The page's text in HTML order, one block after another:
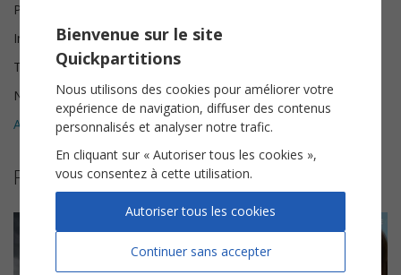
Paroles et Musique
Instrumentation
Piano Chant
Tonalité
Nombre de pages
8
Avis clients (2)
Plus de partitions de Angèle
Bienvenue sur le site
Quickpartitions
Nous utilisons des cookies pour améliorer votre
expérience de navigation, diffuser des contenus
personnalisés et analyser notre trafic.
En cliquant sur « Autoriser tous les cookies »,
vous consentez à cette utilisation.
Continuer sans accepter
Autoriser tous les cookies